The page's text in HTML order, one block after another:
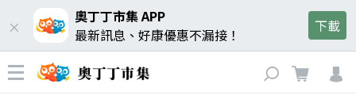
奧丁丁市集 APP
最新訊息、好康優惠不漏接！
下載